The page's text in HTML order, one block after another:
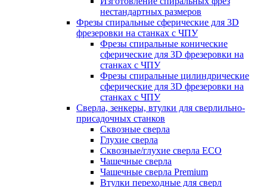
нестандартных размеров
Фрезы спиральные сферические для 3D
фрезеровки на станках с ЧПУ
Фрезы спиральные конические
сферические для 3D фрезеровки на
станках с ЧПУ
Фрезы спиральные цилиндрические
сферические для 3D фрезеровки на
станках с ЧПУ
Сверла, зенкеры, втулки для сверлильно-
присадочных станков
Сквозные сверла
Глухие сверла
Сквозные/глухие сверла ECO
Чашечные сверла
Чашечные сверла Premium
Втулки переходные для сверл